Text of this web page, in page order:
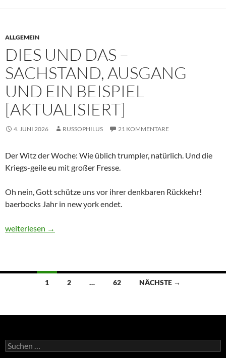
ALLGEMEIN
DIES UND DAS –
SACHSTAND, AUSGANG
UND EIN BEISPIEL
[AKTUALISIERT]
4. JUNI 2026 RUSSOPHILUS 21 KOMMENTARE
Der Witz der Woche: Wie üblich trumpler, natürlich. Und die
Kriegs-geile eu mit großer Fresse.
Oh nein, Gott schütze uns vor ihrer denkbaren Rückkehr!
baerbocks Jahr in new york endet.
Dies und Das – Sachstand, Ausgang und ein Beispiel
weiterlesen →
1 2 … 62 NÄCHSTE →
S
u